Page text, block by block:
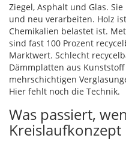
Ziegel, Asphalt und Glas.
und neu verarbeiten. Holz
Chemikalien belastet ist.
sind fast 100 Prozent
Marktwert. Schlecht
Dämmplatten aus
mehrschichtigen
Hier fehlt noch die Technik.
Was passiert,
Kreislaufkonzept